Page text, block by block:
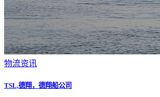
物流资讯
TSL,德翔，德翔船公司